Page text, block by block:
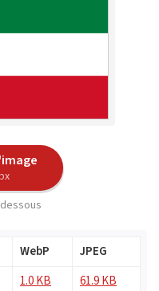
WebP
JPEG
1.0 KB
61.9 KB